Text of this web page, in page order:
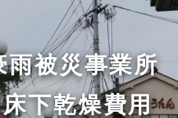
雨被災事業所
下乾燥費用